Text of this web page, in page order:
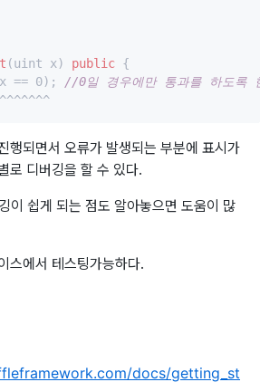
(uint x) public {
== 0);
//0일 경우에만 통과를 하도록
행되면서 오류가 발생되는 부분에 표시가
로 디버깅을 할 수 있다.
이 쉽게 되는 점도 알아놓으면 도움이 많
스에서 테스팅가능하다.
docs/getting_st